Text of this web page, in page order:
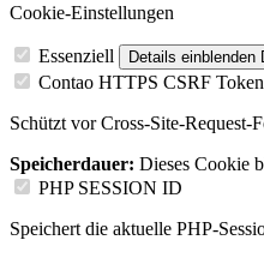
Cookie-Einstellungen
Essenziell Details einblenden
Contao HTTPS CSRF Token
Schützt vor Cross-Site-Request-
Speicherdauer: Dieses Cookie
PHP SESSION ID
Speichert die aktuelle PHP-